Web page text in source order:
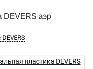
DEVERS аэр